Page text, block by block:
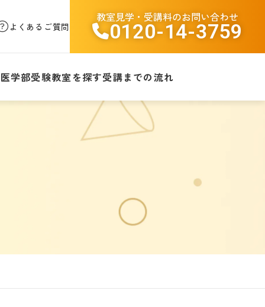
よくあるご質問
教室見学・受講料のお問い合わせ
0120-14-3759
医学部受験教室を探す受講までの流れ